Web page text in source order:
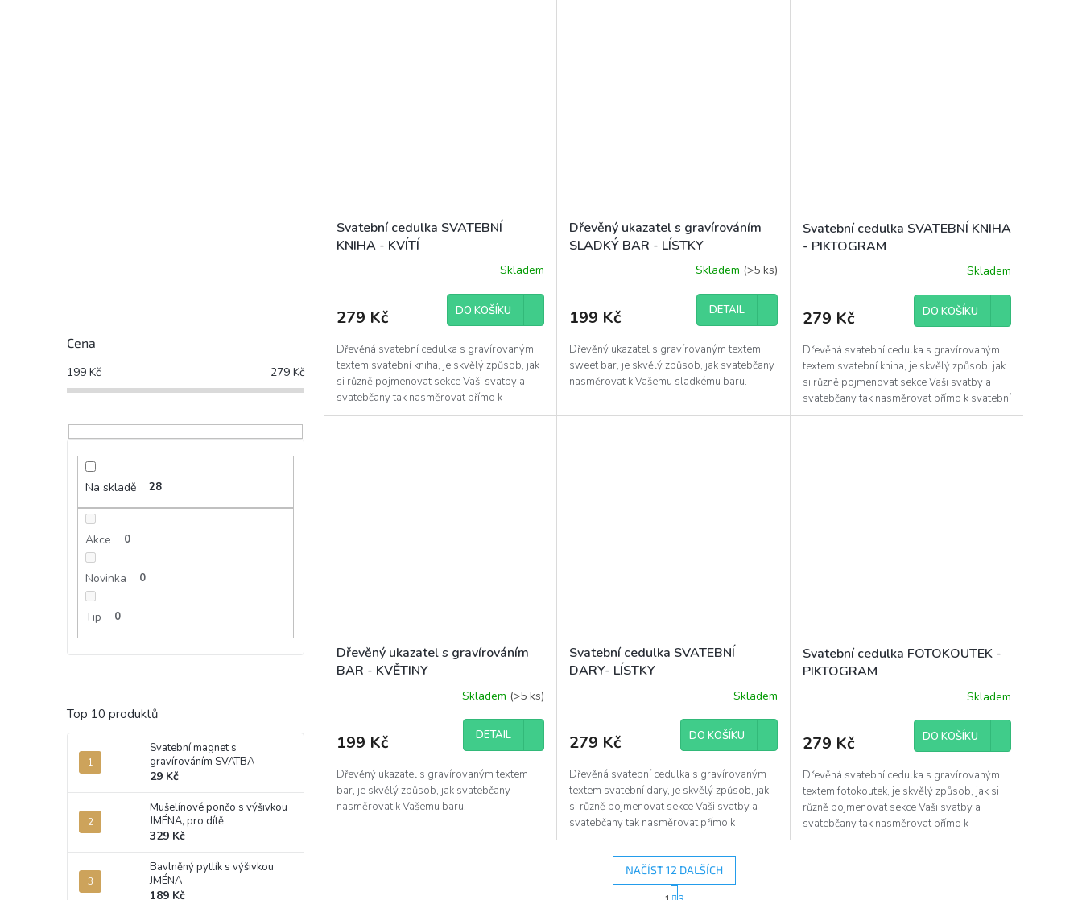
Cena
199 Kč 279 Kč
Na skladě 28
Akce 0
Novinka 0
Tip 0
Top 10 produktů
Svatební magnet s
gravírováním SVATBA
29 Kč
Mušelínové pončo s výšivkou
JMÉNA, pro dítě
329 Kč
Bavlněný pytlík s výšivkou
JMÉNA
189 Kč
Svatební cedulka SVATEBNÍ
KNIHA - KVÍTÍ
Skladem
279 Kč DO KOŠÍKU
Dřevěná svatební cedulka s gravírovaným
textem svatební kniha, je skvělý způsob, jak
si různě pojmenovat sekce Vaši svatby a
svatebčany tak nasměrovat přímo k
svatební knize....
Dřevěný ukazatel s gravírováním
SLADKÝ BAR - LÍSTKY
Skladem (>5 ks)
199 Kč DETAIL
Dřevěný ukazatel s gravírovaným textem
sweet bar, je skvělý způsob, jak svatebčany
nasměrovat k Vašemu sladkému baru.
Svatební cedulka SVATEBNÍ KNIHA
- PIKTOGRAM
Skladem
279 Kč DO KOŠÍKU
Dřevěná svatební cedulka s gravírovaným
textem svatební kniha, je skvělý způsob, jak
si různě pojmenovat sekce Vaši svatby a
svatebčany tak nasměrovat přímo k svatební
knize....
Dřevěný ukazatel s gravírováním
BAR - KVĚTINY
Skladem (>5 ks)
199 Kč DETAIL
Dřevěný ukazatel s gravírovaným textem
bar, je skvělý způsob, jak svatebčany
nasměrovat k Vašemu baru.
Svatební cedulka SVATEBNÍ
DARY- LÍSTKY
Skladem
279 Kč DO KOŠÍKU
Dřevěná svatební cedulka s gravírovaným
textem svatební dary, je skvělý způsob, jak
si různě pojmenovat sekce Vaši svatby a
svatebčany tak nasměrovat přímo k
Svatební cedulka FOTOKOUTEK -
PIKTOGRAM
Skladem
279 Kč DO KOŠÍKU
Dřevěná svatební cedulka s gravírovaným
textem fotokoutek, je skvělý způsob, jak si
různě pojmenovat sekce Vaši svatby a
svatebčany tak nasměrovat přímo k
NAČÍST 12 DALŠÍCH